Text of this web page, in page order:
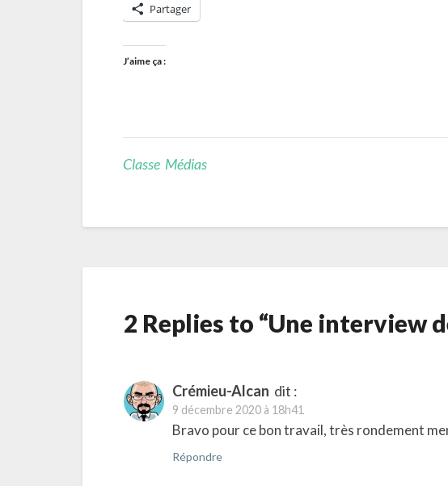
Partager
J’aime ça :
Classe Médias
2 Replies to “Une interview
Crémieu-Alcan dit :
9 décembre 2020 à 18h41
Bravo pour ce bon travail, très rondement
Répondre